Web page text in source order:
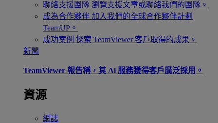
聯絡支援團隊 瀏覽支援文章或聯絡我們的團隊。
成為合作夥伴 加入我們的全球合作夥伴計劃
TeamUP。
成功案例 探索 TeamViewer 客戶取得的成果。
新聞
TeamViewer 報告稱，其 Al 服務獲得客戶廣泛採用。
資源
網誌